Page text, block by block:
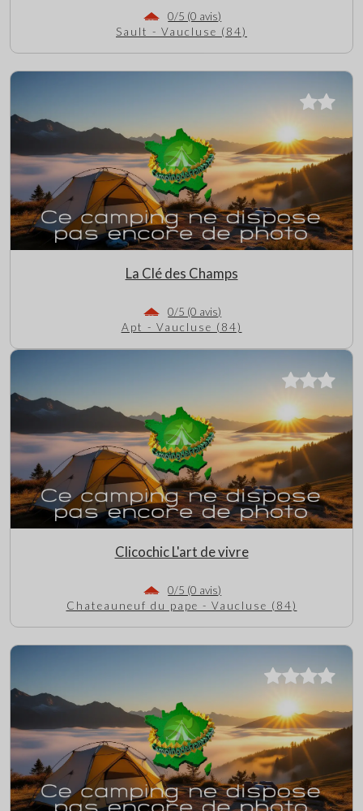
0/5 (0 avis)
Sault - Vaucluse (84)
La Clé des Champs
0/5 (0 avis)
Apt - Vaucluse (84)
Clicochic L'art de vivre
0/5 (0 avis)
Chateauneuf du pape - Vaucluse (84)